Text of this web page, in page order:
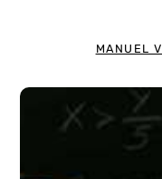
MANUEL